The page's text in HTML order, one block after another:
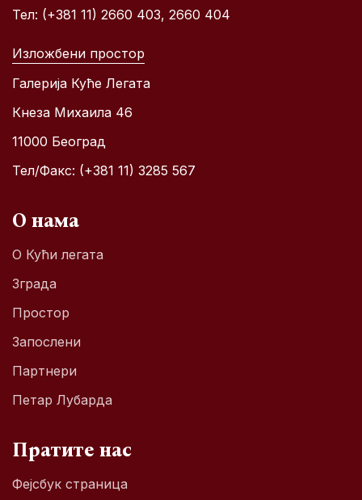
Тел: (+381 11) 2660 403, 2660 404
Изложбени простор
Галерија Куће Легата
Кнеза Михаила 46
11000 Београд
Тел/Факс: (+381 11) 3285 567
О нама
О Кући легата
Зграда
Простор
Запослени
Партнери
Петар Лубарда
Пратите нас
Фејсбук страница